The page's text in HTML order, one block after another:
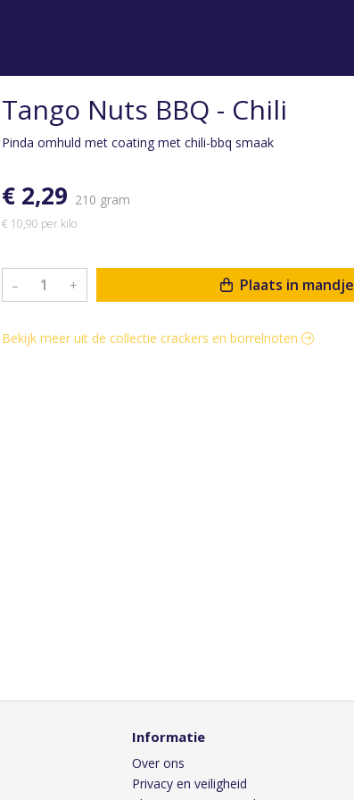
Tango Nuts BBQ - Chili
Pinda omhuld met coating met chili-bbq smaak
€ 2,29 210 gram
€ 10,90 per kilo
– + Plaats in mandje
Bekijk meer uit de collectie crackers en borrelnoten
Informatie
Over ons
Privacy en veiligheid